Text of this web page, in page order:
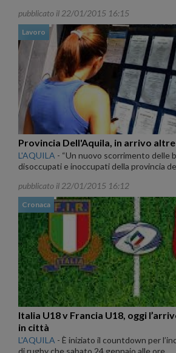
pubblicato il 22/01/2015 16:15
Lavoro
Provincia Dell'Aquila, in arrivo
L'AQUILA - “Un nuovo scorrimento delle
disoccupati e inoccupati della provincia
pubblicato il 22/01/2015 16:12
Cronaca
Italia U18 v Francia U18, oggi
in città
L'AQUILA - È iniziato il countdown per